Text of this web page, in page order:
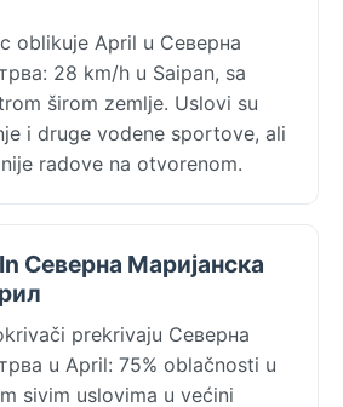
oblikuje April u Северна
28 km/h u Saipan, sa
širom zemlje. Uslovi su
i druge vodene sportove, ali
radove na otvorenom.
Северна Маријанска
prekrivaju Северна
u April: 75% oblačnosti u
sivim uslovima u većini